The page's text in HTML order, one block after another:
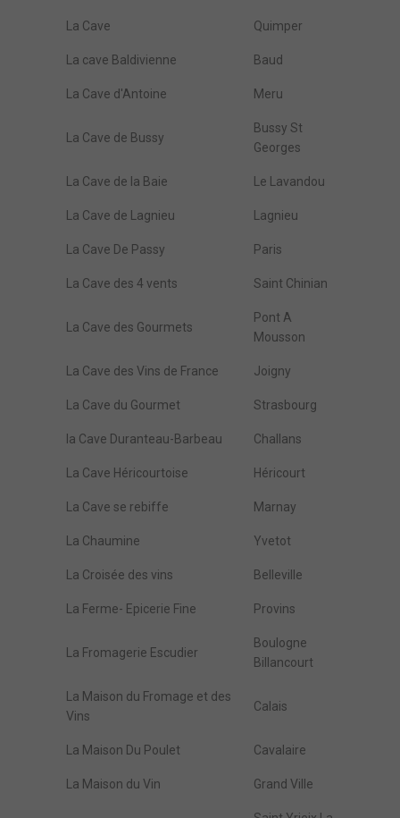
La Cave Quimper
La cave Baldivienne Baud
La Cave d'Antoine Meru
La Cave de Bussy
Bussy St
Georges
La Cave de la Baie Le Lavandou
La Cave de Lagnieu Lagnieu
La Cave De Passy Paris
La Cave des 4 vents Saint Chinian
La Cave des Gourmets
Pont A
Mousson
La Cave des Vins de France Joigny
La Cave du Gourmet Strasbourg
la Cave Duranteau-Barbeau Challans
La Cave Héricourtoise Héricourt
La Cave se rebiffe Marnay
La Chaumine Yvetot
La Croisée des vins Belleville
La Ferme- Epicerie Fine Provins
La Fromagerie Escudier
Boulogne
Billancourt
La Maison du Fromage et des
Vins
Calais
La Maison Du Poulet Cavalaire
La Maison du Vin Grand Ville